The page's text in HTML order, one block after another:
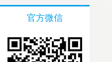
官方微信